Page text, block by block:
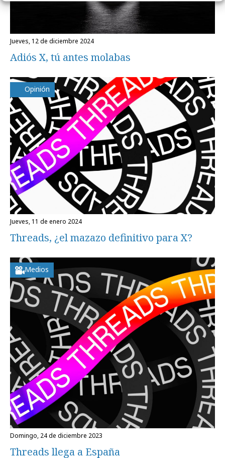
jueves, 12 de diciembre 2024
Adiós X, tú antes molabas
Opinión
jueves, 11 de enero 2024
Threads, ¿el mazazo definitivo para X?
Medios
domingo, 24 de diciembre 2023
Threads llega a España